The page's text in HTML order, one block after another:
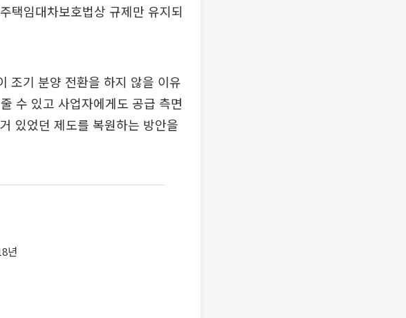
택임대차보호법상 규제만 유지되
조기 분양 전환을 하지 않을 이유
수 있고 사업자에게도 공급 측면
있었던 제도를 복원하는 방안을
년